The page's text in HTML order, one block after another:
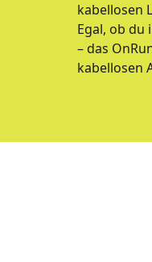
kabellosen
Egal, ob
– das
kabellosen